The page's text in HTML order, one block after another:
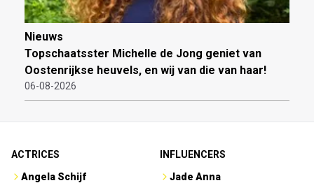
Nieuws
Topschaatsster Michelle de Jong geniet van
Oostenrijkse heuvels, en wij van die van haar!
06-08-2026
ACTRICES
Angela Schijf
INFLUENCERS
Jade Anna